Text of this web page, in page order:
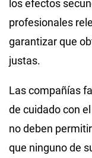
los efectos
profesionales
garantizar que
justas.
Las compañías
de cuidado con
no deben
que ninguno de